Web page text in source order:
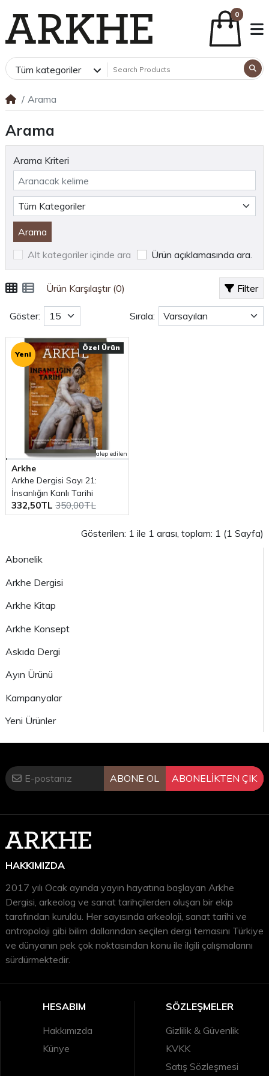
0
Tüm kategoriler
Arama
Abonelik
Arkhe Dergisi
Arkhe Kitap
Arkhe Konsept
Askıda Dergi
Ayın Ürünü
Kampanyalar
Yeni Ürünler
Arama
Arama Kriteri
Alt kategoriler içinde ara Ürün açıklamasında ara.
Filter
Ürün Karşılaştır (0)
Göster: Sırala:
Özel Ürün
Yeni
alep edilen
Arkhe
Arkhe Dergisi Sayı 21:
İnsanlığın Kanlı Tarihi
332,50TL 350,00TL
Gösterilen: 1 ile 1 arası, toplam: 1 (1 Sayfa)
ABONE OL ABONELİKTEN ÇIK
HAKKIMIZDA
2017 yılı Ocak ayında yayın hayatına başlayan Arkhe
Dergisi, arkeolog ve sanat tarihçilerden oluşan bir ekip
tarafından kuruldu. Her sayısında arkeoloji, sanat tarihi ve
antropoloji gibi bilim dallarından seçilen dergi temasını Türkiye
ve dünyanın pek çok noktasından konu ile ilgili çalışmalarını
sürdürmektedir.
HESABIM
Hakkımızda
Künye
SÖZLEŞMELER
Gizlilik & Güvenlik
KVKK
Satış Sözleşmesi